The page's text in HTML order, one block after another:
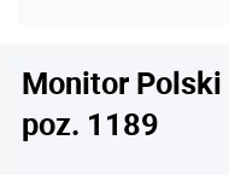
Monitor
poz. 1189